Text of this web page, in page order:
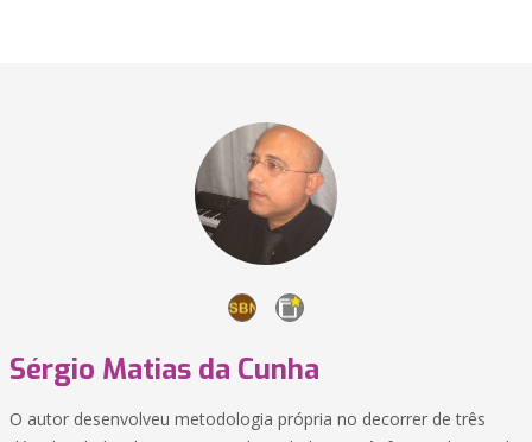
Sérgio Matias da Cunha
O autor desenvolveu metodologia própria no decorrer de três